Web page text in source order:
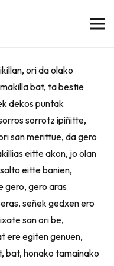
ori da olako
bat, ta bestie
dekos puntak
sorrotz ipiñitte,
san merittue, da gero
eitte akon, jo olan
eitte banien,
gero, gero aras
señek gedxen ero
san ori be,
ere egiten genuen,
bat, honako tamainako